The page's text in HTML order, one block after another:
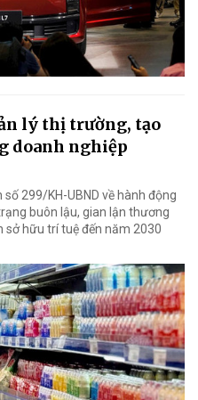
lý thị trường, tạo
doanh nghiệp
299/KH-UBND về hành động
buôn lậu, gian lận thương
sở hữu trí tuệ đến năm 2030